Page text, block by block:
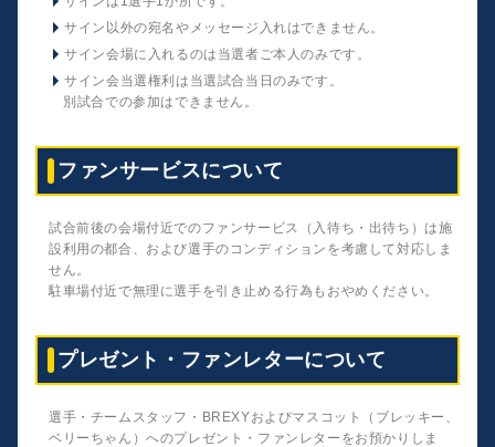
サイン以外の宛名やメッセージ入れはできません。
サイン会場に入れるのは当選者ご本人のみです。
サイン会当選権利は当選試合当日のみです。
別試合での参加はできません。
ファンサービスについて
試合前後の会場付近でのファンサービス（入待ち・出待ち）は施
設利用の都合、および選手のコンディションを考慮して対応しま
せん。
駐車場付近で無理に選手を引き止める行為もおやめください。
プレゼント・ファンレターについて
選手・チームスタッフ・BREXYおよびマスコット（ブレッキー、
ベリーちゃん）へのプレゼント・ファンレターをお預かりしま